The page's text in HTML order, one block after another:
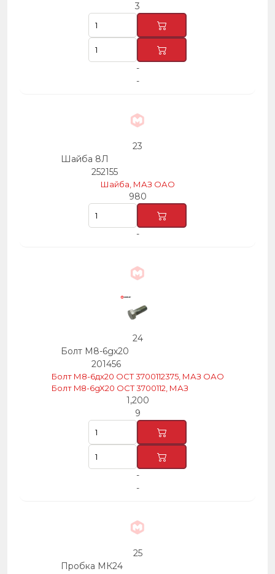
3
-
-
23
Шайба 8Л
252155
Шайба, МАЗ ОАО
980
-
24
Болт М8-6gх20
201456
Болт М8-6дх20 ОСТ 3700112375, МАЗ ОАО
Болт M8-6gX20 OCT 3700112, МАЗ
1,200
9
-
-
25
Пробка МК24